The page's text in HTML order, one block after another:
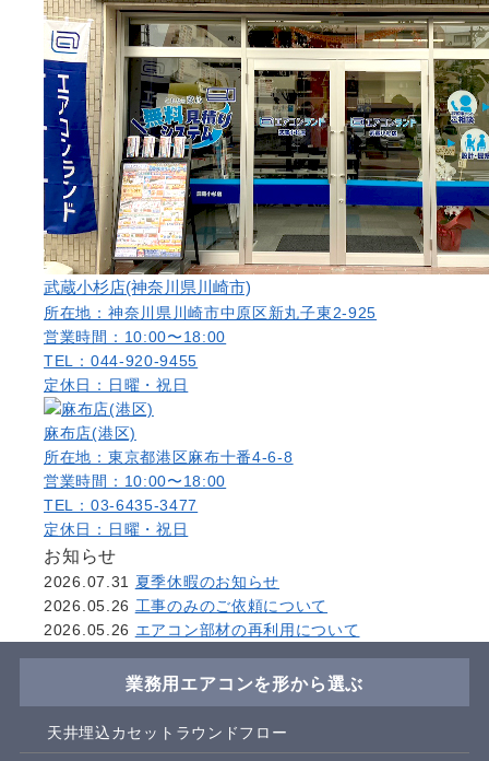
武蔵小杉店(神奈川県川崎市)
所在地：神奈川県川崎市中原区新丸子東2-925
営業時間：10:00〜18:00
TEL：044-920-9455
定休日：日曜・祝日
麻布店(港区)
所在地：東京都港区麻布十番4-6-8
営業時間：10:00〜18:00
TEL：03-6435-3477
定休日：日曜・祝日
お知らせ
2026.07.31
夏季休暇のお知らせ
2026.05.26 工事のみのご依頼について
2026.05.26 エアコン部材の再利用について
業務用エアコンを形から選ぶ
天井埋込カセットラウンドフロー